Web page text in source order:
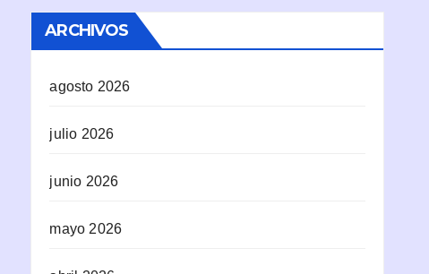
ARCHIVOS
agosto 2026
julio 2026
junio 2026
mayo 2026